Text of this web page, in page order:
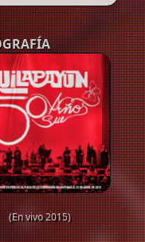
(En vivo 2015)